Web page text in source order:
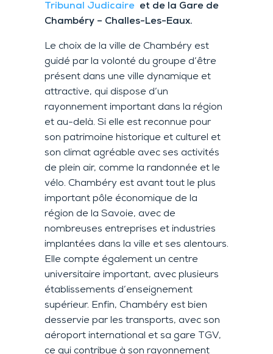
Tribunal Judicaire et de la Gare de
Chambéry – Challes-Les-Eaux.
Le choix de la ville de Chambéry est
guidé par la volonté du groupe d’être
présent dans une ville dynamique et
attractive, qui dispose d’un
rayonnement important dans la région
et au-delà. Si elle est reconnue pour
son patrimoine historique et culturel et
son climat agréable avec ses activités
de plein air, comme la randonnée et le
vélo. Chambéry est avant tout le plus
important pôle économique de la
région de la Savoie, avec de
nombreuses entreprises et industries
implantées dans la ville et ses alentours.
Elle compte également un centre
universitaire important, avec plusieurs
établissements d’enseignement
supérieur. Enfin, Chambéry est bien
desservie par les transports, avec son
aéroport international et sa gare TGV,
ce qui contribue à son rayonnement